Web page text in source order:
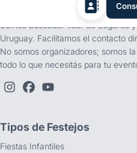
tufiesta.com.uy
Somos buscador líder de Lugares
Uruguay. Facilitamos el contacto
No somos organizadores; somos
todo lo que necesitás para tu
Tipos de Festejos
Fiestas Infantiles